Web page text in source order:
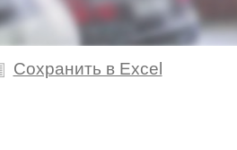
Сохранить в Excel